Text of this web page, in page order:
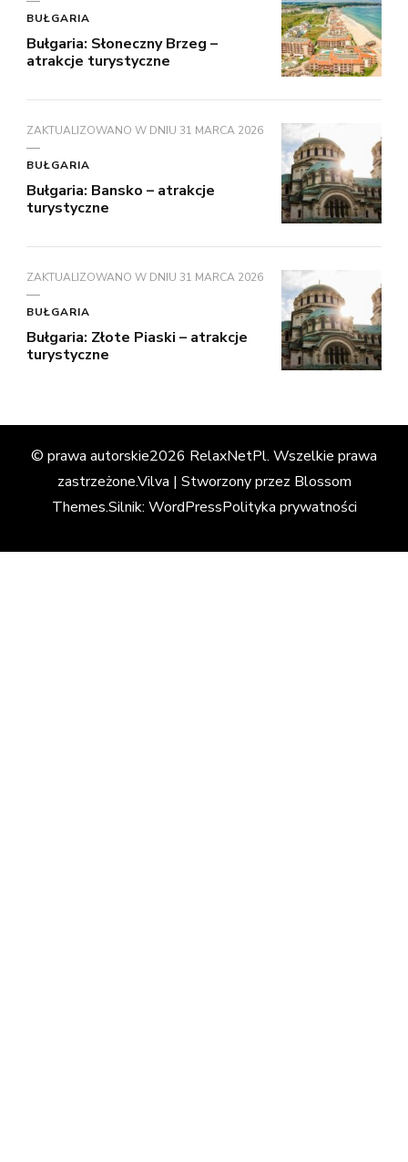
BUŁGARIA
Bułgaria: Słoneczny Brzeg –
atrakcje turystyczne
ZAKTUALIZOWANO W DNIU 31 MARCA 2026
BUŁGARIA
Bułgaria: Bansko – atrakcje
turystyczne
ZAKTUALIZOWANO W DNIU 31 MARCA 2026
BUŁGARIA
Bułgaria: Złote Piaski – atrakcje
turystyczne
© prawa autorskie2026 RelaxNetPl. Wszelkie prawa
zastrzeżone.Vilva | Stworzony przez Blossom
Themes.Silnik: WordPressPolityka prywatności